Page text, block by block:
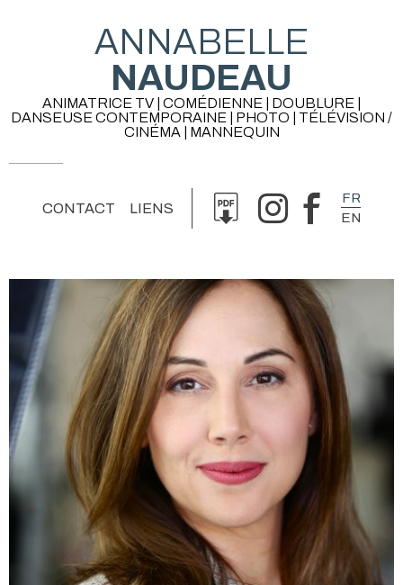
ANNABELLE
NAUDEAU
ANIMATRICE TV | COMÉDIENNE | DOUBLURE |
DANSEUSE CONTEMPORAINE | PHOTO | TÉLÉVISION /
CINÉMA | MANNEQUIN
CONTACT LIENS
FR
EN